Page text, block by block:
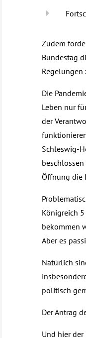
Zudem
Bundestag
Regelungen
Die
Leben nur
der
Schleswig-
Öffnung die
Königreich
bekommen
Aber es
Natürlich
politisch
Der Antrag
Und hier